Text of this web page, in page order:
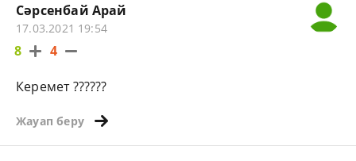
Сәрсенбай Арай
17.03.2021 19:54
8 4
Керемет ??????
Жауап беру